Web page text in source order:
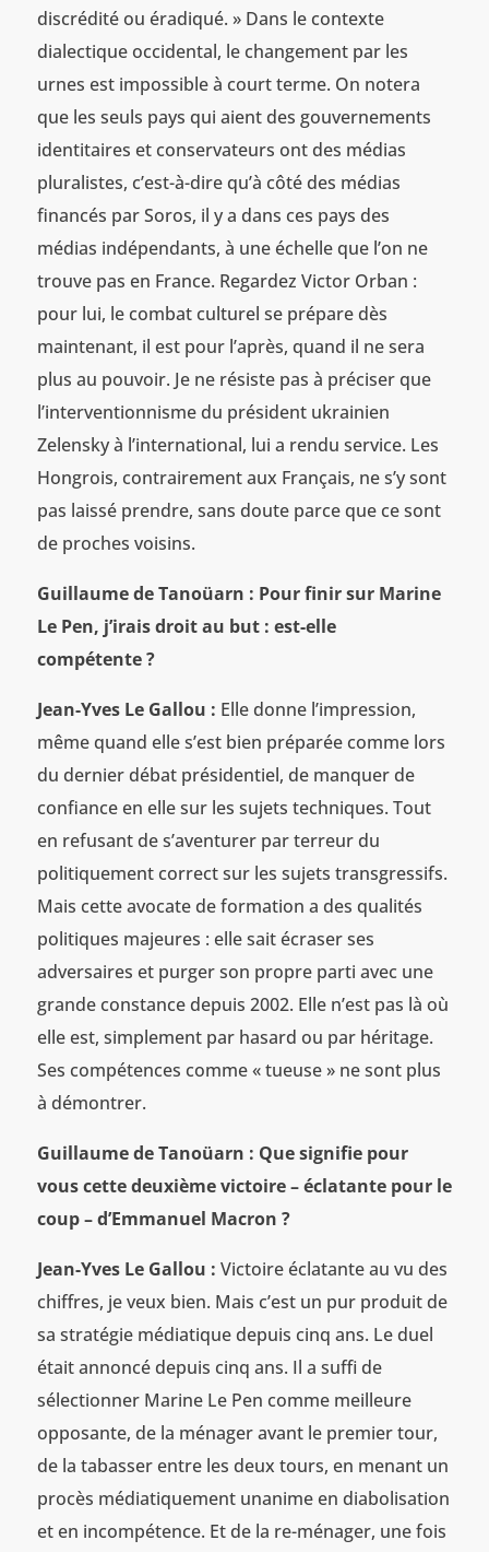
discrédité ou éradiqué. » Dans le contexte
dialectique occidental, le changement par les
urnes est impossible à court terme. On notera
que les seuls pays qui aient des gouvernements
identitaires et conservateurs ont des médias
pluralistes, c’est-à-dire qu’à côté des médias
financés par Soros, il y a dans ces pays des
médias indépendants, à une échelle que l’on ne
trouve pas en France. Regardez Victor Orban :
pour lui, le combat culturel se prépare dès
maintenant, il est pour l’après, quand il ne sera
plus au pouvoir. Je ne résiste pas à préciser que
l’interventionnisme du président ukrainien
Zelensky à l’international, lui a rendu service. Les
Hongrois, contrairement aux Français, ne s’y sont
pas laissé prendre, sans doute parce que ce sont
de proches voisins.
Guillaume de Tanoüarn : Pour finir sur Marine
Le Pen, j’irais droit au but : est-elle
compétente ?
Jean-Yves Le Gallou : Elle donne l’impression,
même quand elle s’est bien préparée comme lors
du dernier débat présidentiel, de manquer de
confiance en elle sur les sujets techniques. Tout
en refusant de s’aventurer par terreur du
politiquement correct sur les sujets transgressifs.
Mais cette avocate de formation a des qualités
politiques majeures : elle sait écraser ses
adversaires et purger son propre parti avec une
grande constance depuis 2002. Elle n’est pas là où
elle est, simplement par hasard ou par héritage.
Ses compétences comme « tueuse » ne sont plus
à démontrer.
Guillaume de Tanoüarn : Que signifie pour
vous cette deuxième victoire – éclatante pour le
coup – d’Emmanuel Macron ?
Jean-Yves Le Gallou : Victoire éclatante au vu des
chiffres, je veux bien. Mais c’est un pur produit de
sa stratégie médiatique depuis cinq ans. Le duel
était annoncé depuis cinq ans. Il a suffi de
sélectionner Marine Le Pen comme meilleure
opposante, de la ménager avant le premier tour,
de la tabasser entre les deux tours, en menant un
procès médiatiquement unanime en diabolisation
et en incompétence. Et de la re-ménager, une fois